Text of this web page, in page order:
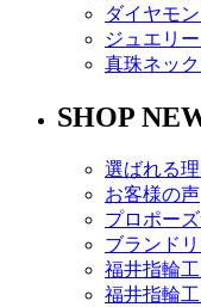
ダイヤモ
ジュエリ
真珠ネッ
SHOP
選ばれる
お客様の声
プロポー
ブランドリ
福井指輪
福井指輪